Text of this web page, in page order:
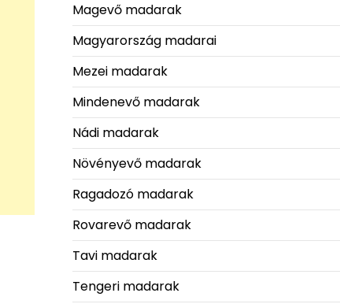
Magevő madarak
Magyarország madarai
Mezei madarak
Mindenevő madarak
Nádi madarak
Növényevő madarak
Ragadozó madarak
Rovarevő madarak
Tavi madarak
Tengeri madarak